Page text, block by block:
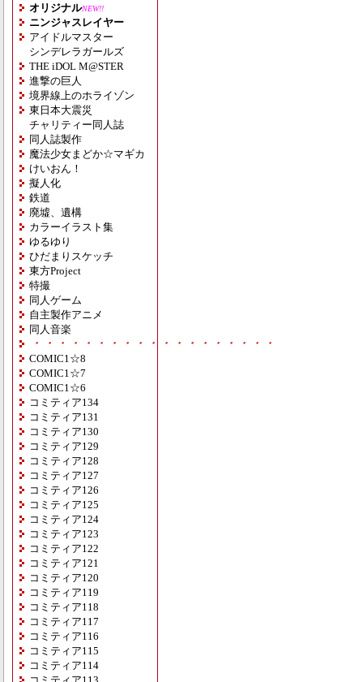
オリジナルNEW!!
ニンジャスレイヤー
アイドルマスター
シンデレラガールズ
THE iDOL M@STER
進撃の巨人
境界線上のホライゾン
東日本大震災
チャリティー同人誌
同人誌製作
魔法少女まどか☆マギカ
けいおん！
擬人化
鉄道
廃墟、遺構
カラーイラスト集
ゆるゆり
ひだまりスケッチ
東方Project
特撮
同人ゲーム
自主製作アニメ
同人音楽
・・・・・・・・・・・・・・・・・・・
COMIC1☆8
COMIC1☆7
COMIC1☆6
コミティア134
コミティア131
コミティア130
コミティア129
コミティア128
コミティア127
コミティア126
コミティア125
コミティア124
コミティア123
コミティア122
コミティア121
コミティア120
コミティア119
コミティア118
コミティア117
コミティア116
コミティア115
コミティア114